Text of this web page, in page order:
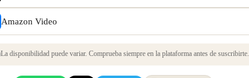
Amazon Video
La disponibilidad puede variar. Comprueba siempre en la plataforma antes de suscribirte.